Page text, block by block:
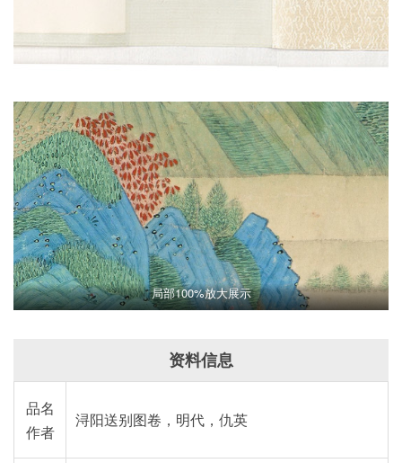
局部100%放大展示
资料信息
品名
作者
浔阳送别图卷，明代，仇英